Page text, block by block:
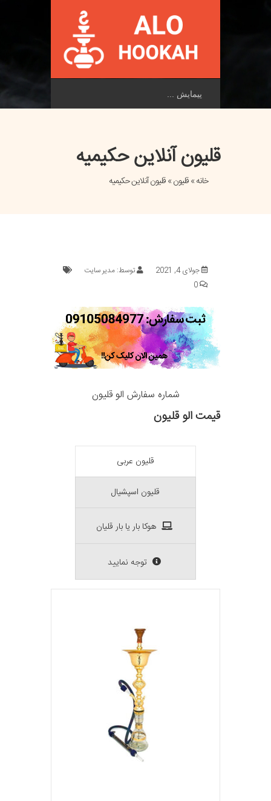
قلیون آنلاین حکیمیه
خانه»قلیون» قلیون آنلاین حکیمیه
جولای 4, 2021
توسط: مدیر سایت
شماره سفارش الو قلیون
قیمت الو قلیون
قلیون عربی
قلیون اسپشیال
هوکا بار یا بار قلیان
توجه نمایید